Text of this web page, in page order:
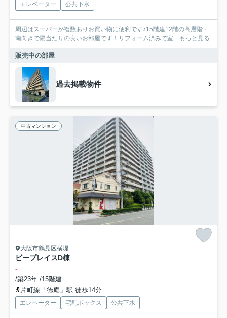
エレベーター 公共下水
周辺はスーパーが複数ありお買い物に便利です♪15階建12階の高層階・
南向きで陽当たりの良いお部屋です！リフォーム済みで室... もっと見る
販売中の部屋
過去掲載物件
中古マンション
大阪市鶴見区横堤
ビープレイスD棟
-
/築23年 /15階建
片町線「徳庵」駅 徒歩14分
エレベーター 宅配ボックス 公共下水